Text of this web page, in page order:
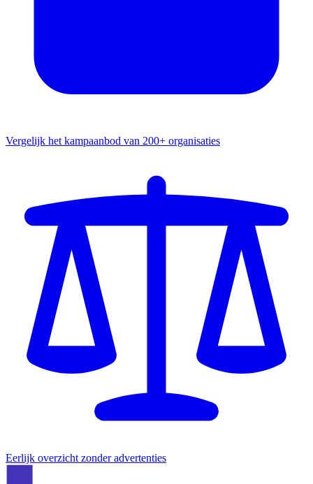
Vergelijk het kampaanbod van 200+ organisaties
Eerlijk overzicht zonder advertenties